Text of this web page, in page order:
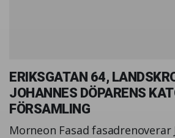
ERIKSGATAN 64,
JOHANNES DÖPARENS
FÖRSAMLING
Morneon Fasad fasadrenoverar